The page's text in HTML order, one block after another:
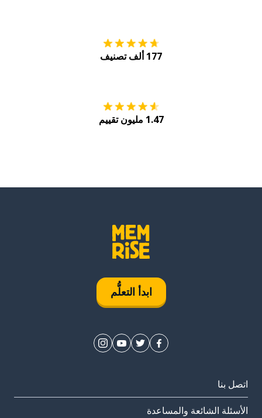
177 ألف تصنيف
1.47 مليون تقييم
ابدأ التعلُّم
اتصل بنا
الأسئلة الشائعة والمساعدة